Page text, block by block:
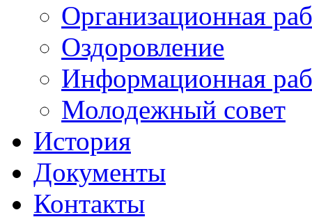
Организационная
Оздоровление
Информационная
Молодежный совет
История
Документы
Контакты